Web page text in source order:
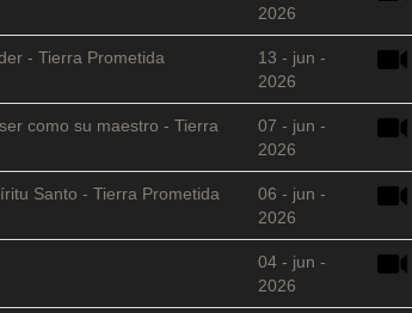
2026
- Tierra Prometida
13 - jun -
2026
como su maestro - Tierra
07 - jun -
2026
Santo - Tierra Prometida
06 - jun -
2026
04 - jun -
2026